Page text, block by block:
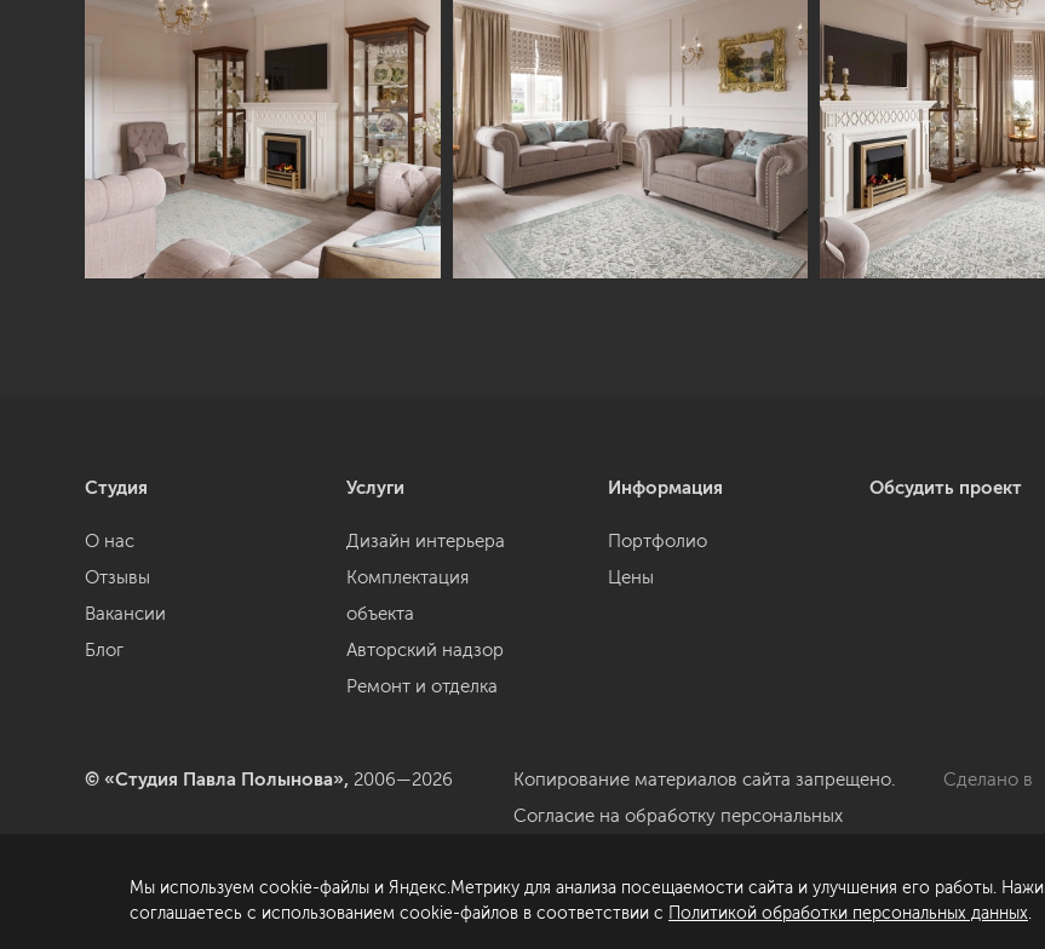
Студия
О нас
Отзывы
Вакансии
Блог
Услуги
Дизайн интерьера
Комплектация
объекта
Авторский надзор
Ремонт и отделка
Информация
Портфолио
Цены
Обсудить проект
© «Студия Павла Полынова», 2006—2026
Копирование материалов сайта запрещено.
Согласие на обработку персональных
Политика обработки персональных данных
Сделано в
Мы используем cookie-файлы и Яндекс.Метрику для анализа посещаемости сайта и улучшения его работы.
соглашаетесь с использованием cookie-файлов в соответствии с Политикой обработки персональных данных.